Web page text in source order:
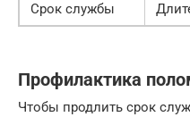
Срок службы
Профилактика
Чтобы продлить срок